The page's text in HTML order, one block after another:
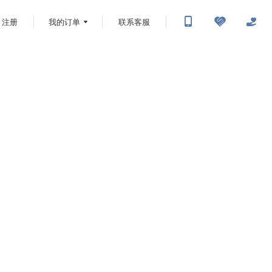
注册 我的订单 联系客服